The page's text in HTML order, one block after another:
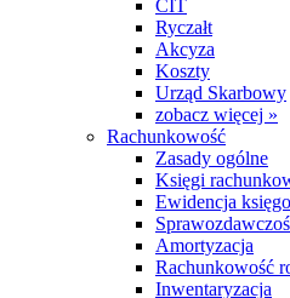
CIT
Ryczałt
Akcyza
Koszty
Urząd Skarbowy
zobacz więcej »
Rachunkowość
Zasady ogólne
Księgi
Ewidencja
Amortyzacja
Rachunkowość
Inwentaryzacja